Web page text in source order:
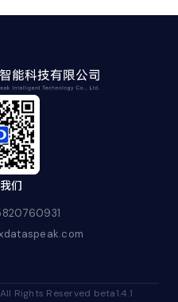
们
Rights Reserved beta1.4.1